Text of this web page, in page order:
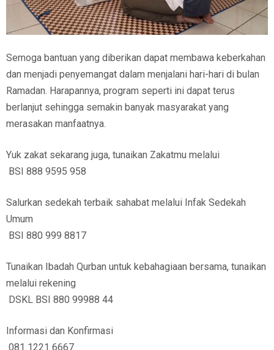
Semoga bantuan yang diberikan dapat membawa keberkahan
dan menjadi penyemangat dalam menjalani hari-hari di bulan
Ramadan. Harapannya, program seperti ini dapat terus
berlanjut sehingga semakin banyak masyarakat yang
merasakan manfaatnya.
Yuk zakat sekarang juga, tunaikan Zakatmu melalui
BSI 888 9595 958
Salurkan sedekah terbaik sahabat melalui Infak Sedekah
Umum
BSI 880 999 8817
Tunaikan Ibadah Qurban untuk kebahagiaan bersama, tunaikan
melalui rekening
DSKL BSI 880 99988 44
Informasi dan Konfirmasi
081 1221 6667